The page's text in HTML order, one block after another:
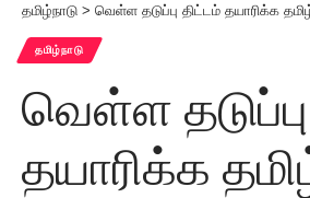
தமிழ்நாடு > வெள்ள தடுப்பு திட்டம் தயாரிக்க தமிழ்நாடு
தமிழ்நாடு
வெள்ள
தயாரிக்க